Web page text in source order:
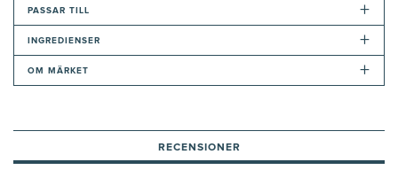
PASSAR TILL +
INGREDIENSER +
OM MÄRKET +
RECENSIONER